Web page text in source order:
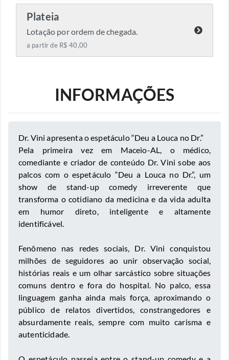
Plateia
Lotação por ordem de chegada.
a partir de R$ 40,00
INFORMAÇÕES
Dr. Vini apresenta o espetáculo “Deu a Louca no Dr.”
Pela primeira vez em Maceio-AL, o médico,
comediante e criador de conteúdo Dr. Vini sobe aos
palcos com o espetáculo “Deu a Louca no Dr.”, um
show de stand-up comedy irreverente que
transforma o cotidiano da medicina e da vida adulta
em humor direto, inteligente e altamente
identificável.
Fenômeno nas redes sociais, Dr. Vini conquistou
milhões de seguidores ao unir observação social,
histórias reais e um olhar sarcástico sobre situações
comuns dentro e fora do hospital. No palco, essa
linguagem ganha ainda mais força, aproximando o
público de relatos divertidos, constrangedores e
absurdamente reais, sempre com muito carisma e
autenticidade.